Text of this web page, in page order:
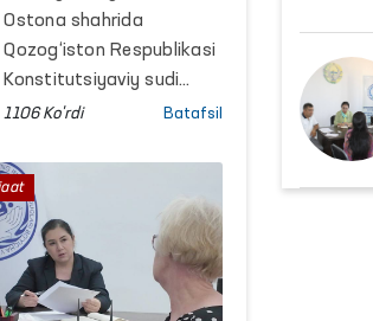
huquqlarini
ta’minlashdagi
ahamiyati
muhokama qilindi
Ostona shahrida
Qozog‘iston Respublikasi
Konstitutsiyaviy sudi
tomonidan “Yangi
rivojlanishning
institutsional va huquqiy
asosi” mavzusida xalqaro
ilmiy-amaliy konferensiya
o‘tkazildi.
1106 Ko'rdi Batafsil